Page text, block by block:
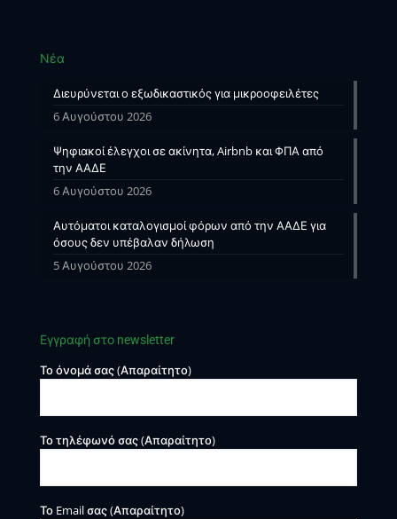
Νέα
Διευρύνεται ο εξωδικαστικός για μικροοφειλέτες
6 Αυγούστου 2026
Ψηφιακοί έλεγχοι σε ακίνητα, Airbnb και ΦΠΑ από
την ΑΑΔΕ
6 Αυγούστου 2026
Αυτόματοι καταλογισμοί φόρων από την ΑΑΔΕ για
όσους δεν υπέβαλαν δήλωση
5 Αυγούστου 2026
Εγγραφή στο newsletter
Το όνομά σας (Απαραίτητο)
Το τηλέφωνό σας (Απαραίτητο)
Το Email σας (Απαραίτητο)